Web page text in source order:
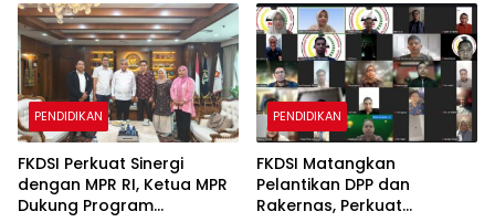
PENDIDIKAN
FKDSI Perkuat Sinergi
dengan MPR RI, Ketua MPR
Dukung Program
PENDIDIKAN
FKDSI Matangkan
Pelantikan DPP dan
Rakernas, Perkuat